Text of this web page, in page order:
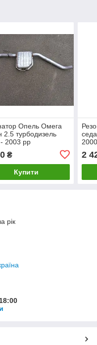
Опель Омега
2.5 турбодизель
2003 рр
₴
Купити
2
рік